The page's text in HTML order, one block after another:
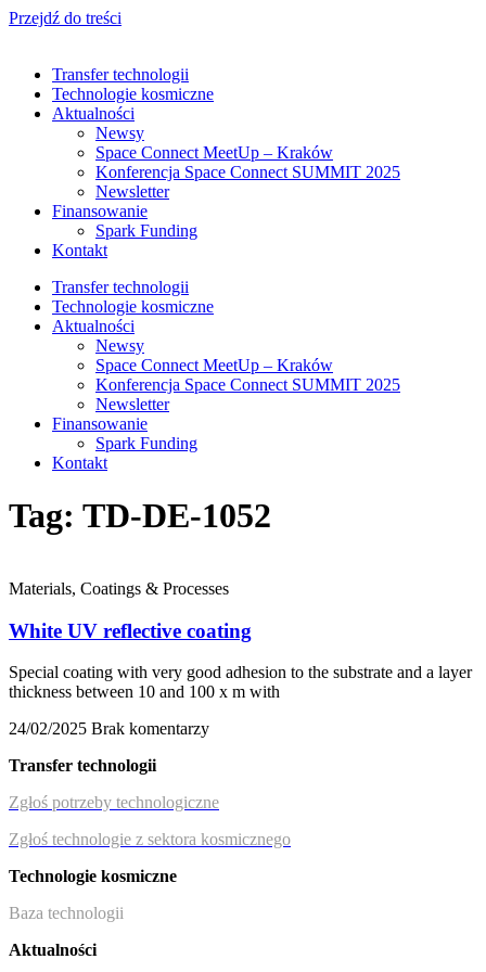
Przejdź do treści
Transfer technologii
Technologie kosmiczne
Aktualności
Newsy
Space Connect MeetUp – Kraków
Konferencja Space Connect SUMMIT 2025
Newsletter
Finansowanie
Spark Funding
Kontakt
Transfer technologii
Technologie kosmiczne
Aktualności
Newsy
Space Connect MeetUp – Kraków
Konferencja Space Connect SUMMIT 2025
Newsletter
Finansowanie
Spark Funding
Kontakt
Tag: TD-DE-1052
Materials, Coatings & Processes
White UV reflective coating
Special coating with very good adhesion to the substrate and a layer
thickness between 10 and 100 x m with
24/02/2025 Brak komentarzy
Transfer technologii
Zgłoś potrzeby technologiczne
Zgłoś technologie z sektora kosmicznego
Technologie kosmiczne
Baza technologii
Aktualności